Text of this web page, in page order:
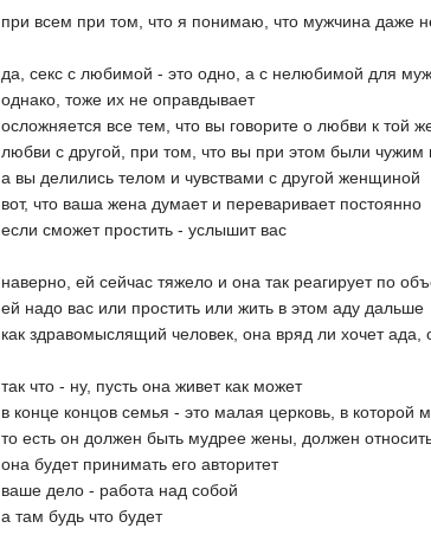
при всем при том, что я понимаю, что мужчина даже
да, секс с любимой - это одно, а с нелюбимой для
однако, тоже их не оправдывает
осложняется все тем, что вы говорите о любви к той
любви с другой, при том, что вы при этом были
а вы делились телом и чувствами с другой женщиной
вот, что ваша жена думает и переваривает постоянно
если сможет простить - услышит вас
наверно, ей сейчас тяжело и она так реагирует по
ей надо вас или простить или жить в этом аду дальше
как здравомыслящий человек, она вряд ли хочет
так что - ну, пусть она живет как может
в конце концов семья - это малая церковь, в которой
то есть он должен быть мудрее жены, должен
она будет принимать его авторитет
ваше дело - работа над собой
а там будь что будет